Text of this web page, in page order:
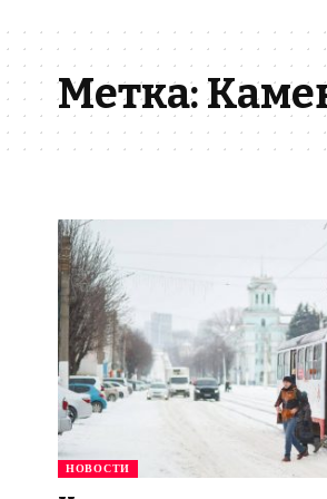
Метка:
НОВОСТИ